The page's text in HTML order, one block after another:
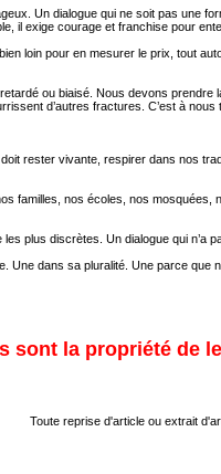
Un dialogue qui ne soit pas une
il exige courage et franchise pour
loin pour en mesurer le prix, tout
ou biaisé. Nous devons
d’autres fractures. C’est à
rester vivante, respirer dans
familles, nos écoles, nos
plus discrètes. Un dialogue qui
dans sa pluralité. Une parce
sont la propriété de
Toute reprise d'article ou extrait